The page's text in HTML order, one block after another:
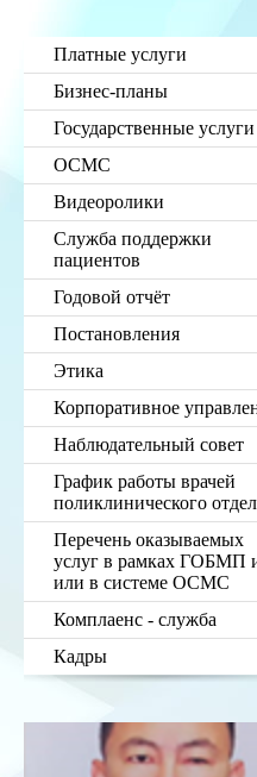
Платные услуги
Бизнес-планы
Государственные услуги
ОСМС
Видеоролики
Служба поддержки
пациентов
Годовой отчёт
Постановления
Этика
Корпоративное
Наблюдательный совет
График работы врачей
поликлинического
Перечень оказываемых
услуг в рамках ГОБМП
или в системе ОСМС
Комплаенс - служба
Кадры